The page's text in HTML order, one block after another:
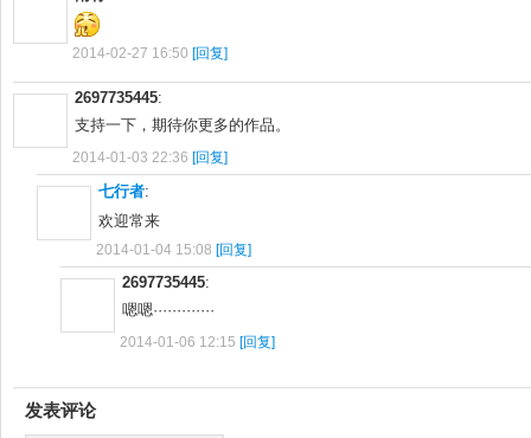
2014-02-27 16:50 [回复]
2697735445:
支持一下，期待你更多的作品。
2014-01-03 22:36 [回复]
七行者:
欢迎常来
2014-01-04 15:08 [回复]
2697735445:
嗯嗯·············
2014-01-06 12:15 [回复]
发表评论